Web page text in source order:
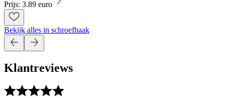
Prijs: 3.89 euro
Bekijk alles in schroefhaak
Klantreviews